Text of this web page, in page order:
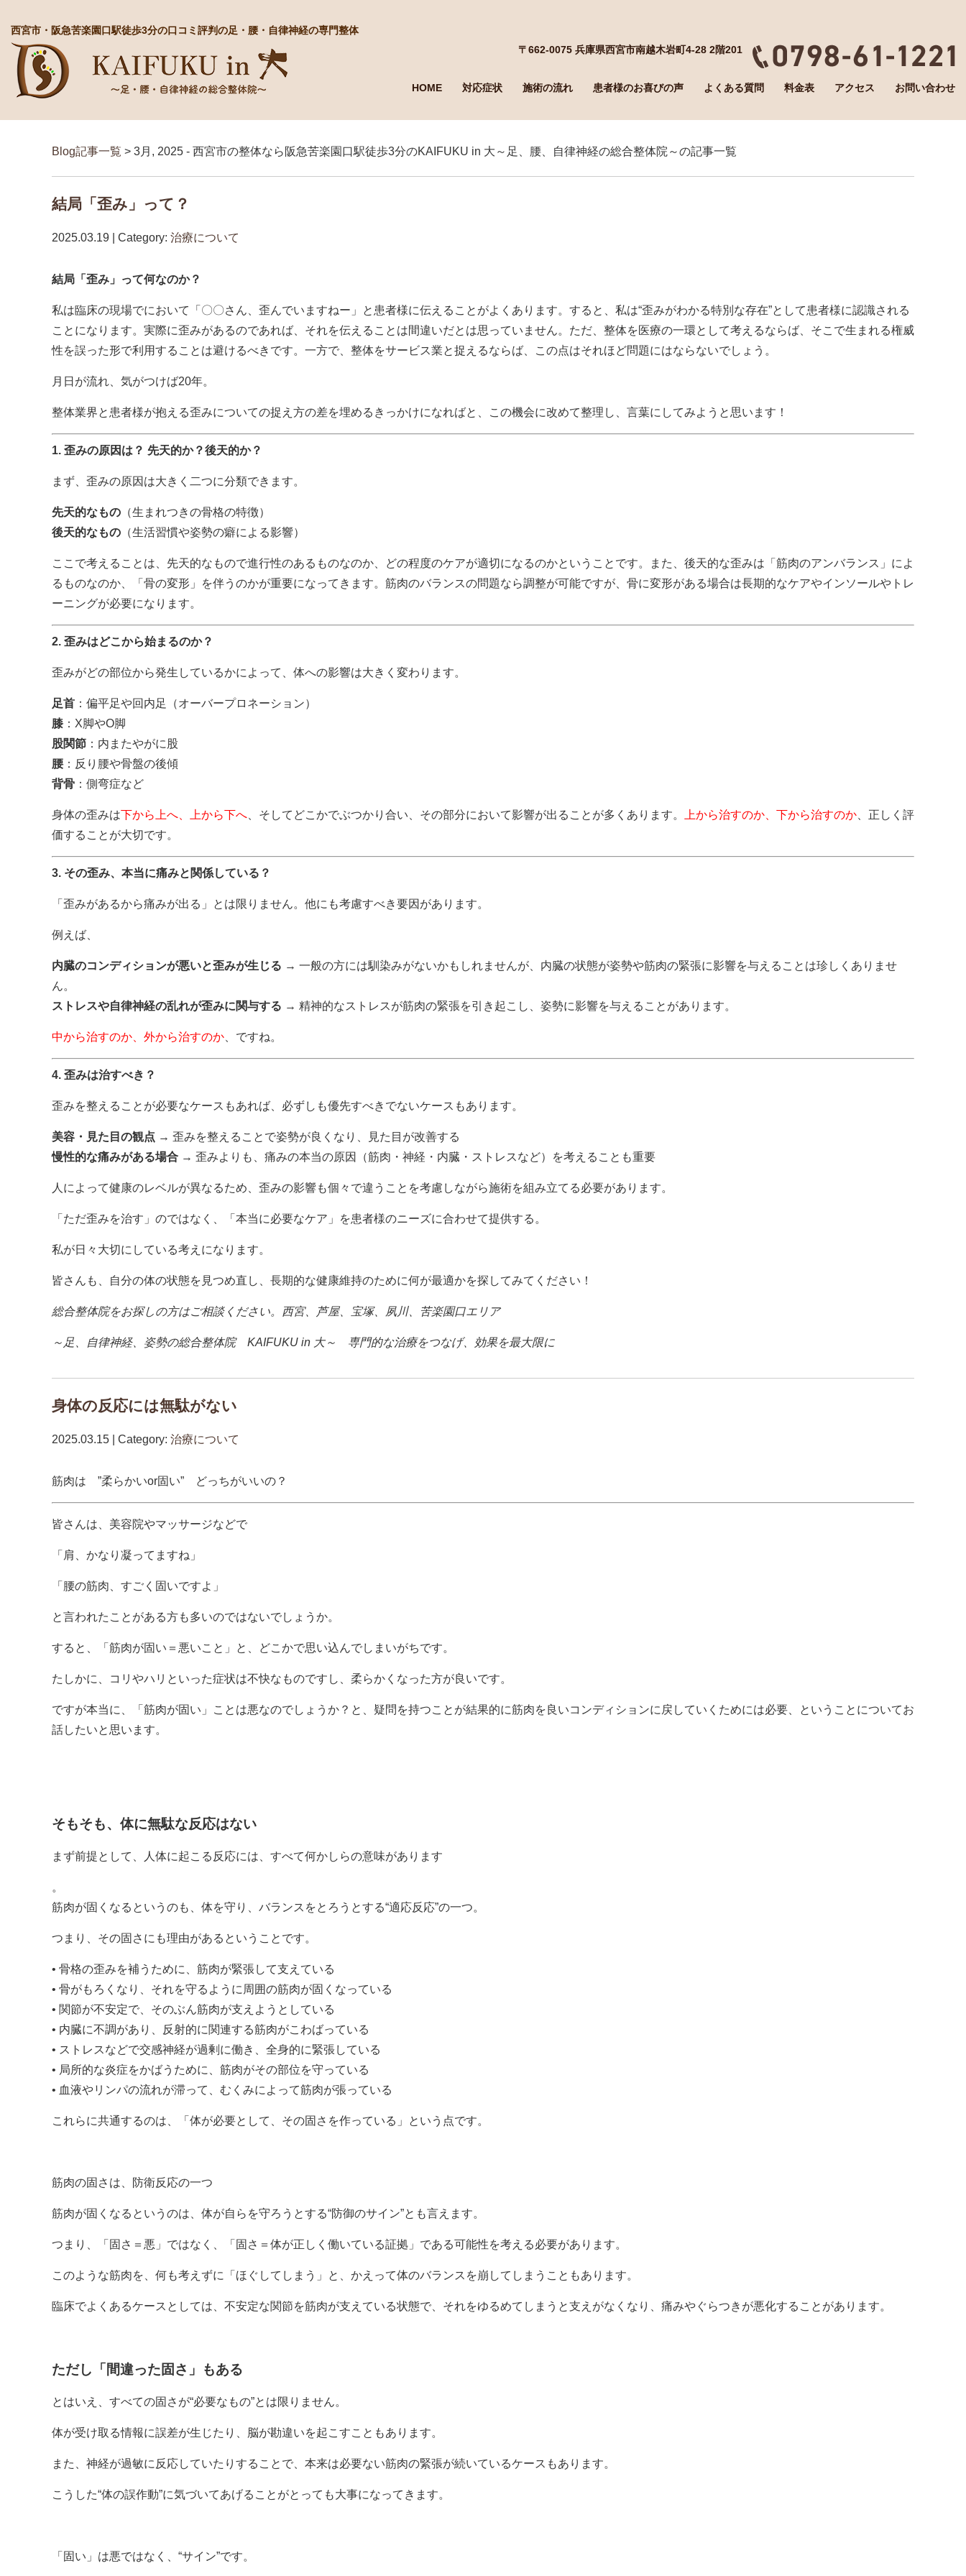
西宮市・阪急苦楽園口駅徒歩3分の口コミ評判の足・腰・自律神経の専門整体
〒662-0075 兵庫県西宮市南越木岩町4-28 2階201
HOME 対応症状 施術の流れ 患者様のお喜びの声 よくある質問 料金表 アクセス お問い合わせ
Blog記事一覧 > 3月, 2025 - 西宮市の整体なら阪急苦楽園口駅徒歩3分のKAIFUKU in 大～足、腰、自律神経の総合整体院～の記事一覧
結局「歪み」って？
2025.03.19 | Category: 治療について
結局「歪み」って何なのか？
私は臨床の現場でにおいて「〇〇さん、歪んでいますねー」と患者様に伝えることがよくあります。すると、私は“歪みがわかる特別な存在”として患者様に認識される
ことになります。実際に歪みがあるのであれば、それを伝えることは間違いだとは思っていません。 ただ、整体を医療の一環として考えるならば、そこで生まれる権威
性を誤った形で利用することは避けるべきです。一方で、整体をサービス業と捉えるならば、この点はそれほど問題にはならないでしょう。
月日が流れ、気がつけば20年。
整体業界と患者様が抱える歪みについての捉え方の差を埋めるきっかけになればと、この機会に改めて整理し、言葉にしてみようと思います！
1. 歪みの原因は？ 先天的か？後天的か？
まず、歪みの原因は大きく二つに分類できます。
先天的なもの （生まれつきの骨格の特徴）
後天的なもの （生活習慣や姿勢の癖による影響）
ここで考えることは、先天的なもので進行性のあるものなのか、どの程度のケアが適切になるのかということです。また、 後天的な歪みは「筋肉のアンバランス」によ
るものなのか、「骨の変形」を伴うのかが重要になってきます。筋肉のバランスの問題なら調整が可能ですが、骨に変形がある場合は長期的なケアやインソールやトレ
ーニングが必要になります。
2. 歪みはどこから始まるのか？
歪みがどの部位から発生しているかによって、体への影響は大きく変わります。
足首 ：偏平足や回内足（オーバープロネーション）
膝 ：X脚やO脚
股関節 ：内またやがに股
腰：反り腰や骨盤の後傾
背骨 ：側弯症など
身体の歪みは下から上へ、上から下へ 、そしてどこかでぶつかり合い、その部分において影響が出ることが多くあります。 上から治すのか、下から治すのか 、正しく評
価することが大切です。
3. その歪み、本当に痛みと関係している？
「歪みがあるから痛みが出る」とは限りません。他にも考慮すべき要因があります。
例えば、
内臓のコンディションが悪いと歪みが生じる → 一般の方には馴染みがないかもしれませんが、内臓の状態が姿勢や筋肉の緊張に影響を与えることは珍しくありませ
ん。
ストレスや自律神経の乱れが歪みに関与する → 精神的なストレスが筋肉の緊張を引き起こし、姿勢に影響を与えることがあります。
中から治すのか、外から治すのか 、ですね。
4. 歪みは治すべき？
歪みを整えることが必要なケースもあれば、必ずしも優先すべきでないケースもあります。
美容・見た目の観点 → 歪みを整えることで姿勢が良くなり、見た目が改善する
慢性的な痛みがある場合 → 歪みよりも、痛みの本当の原因（筋肉・神経・内臓・ストレスなど）を考えることも重要
人によって健康のレベルが異なるため、歪みの影響も個々で違うことを考慮しながら施術を組み立てる必要があります。
「ただ歪みを治す」のではなく、「本当に必要なケア」を患者様のニーズに合わせて提供する。
私が日々大切にしている考えになります。
皆さんも、自分の体の状態を見つめ直し、長期的な健康維持のために何が最適かを探してみてください！
総合整体院をお探しの方はご相談ください。西宮、芦屋、宝塚、夙川、苦楽園口エリア
～足、自律神経、姿勢の総合整体院 KAIFUKU in 大～ 専門的な治療をつなげ、効果を最大限に
身体の反応には無駄がない
2025.03.15 | Category: 治療について
筋肉は ”柔らかいor固い” どっちがいいの？
皆さんは、美容院やマッサージなどで
「肩、かなり凝ってますね」
「腰の筋肉、すごく固いですよ」
と言われたことがある方も多いのではないでしょうか。
すると、「筋肉が固い＝悪いこと」と、どこかで思い込んでしまいがちです。
たしかに、コリやハリといった症状は不快なものですし、柔らかくなった方が良いです。
ですが本当に、「筋肉が固い」ことは悪なのでしょうか？と
、疑問を持つことが結果的に筋肉を良いコンディションに戻していくためには必要、ということについてお
話したいと思います。
そもそも、体に無駄な反応はない
まず前提として、人体に起こる反応には、すべて何かしらの意味があります
。
筋肉が固くなるというのも、体を守り、バランスをとろうとする“適応反応”の一つ。
つまり、その固さにも理由があるということです。
• 骨格の歪みを補うために、筋肉が緊張して支えている
• 骨がもろくなり、それを守るように周囲の筋肉が固くなっている
• 関節が不安定で、そのぶん筋肉が支えようとしている
• 内臓に不調があり、反射的に関連する筋肉がこわばっている
• ストレスなどで交感神経が過剰に働き、全身的に緊張している
• 局所的な炎症をかばうために、筋肉がその部位を守っている
• 血液やリンパの流れが滞って、むくみによって筋肉が張っている
これらに共通するのは、「体が必要として、その固さを作っている」という点です。
筋肉の固さは、防衛反応の一つ
筋肉が固くなるというのは、体が自らを守ろうとする“防御のサイン”とも言えます。
つまり、「固さ＝悪」ではなく、「固さ＝体が正しく働いている証拠」である可能性を考える必要があります。
このような筋肉を、何も考えずに「ほぐしてしまう」と、かえって体のバランスを崩してしまうこともあります。
臨床でよくあるケースとしては、不安定な関節を筋肉が支えている状態で、それをゆるめてしまうと支えがなくなり、痛みやぐらつきが悪化することがあります。
ただし「間違った固さ」もある
とはいえ、すべての固さが“必要なもの”とは限りません。
体が受け取る情報に誤差が生じたり、脳が勘違いを起こすこともあります。
また、神経が過敏に反応していたりすることで、本来は必要ない筋肉の緊張が続いているケースもあります。
こうした“体の誤作動”に気づいてあげることがとっても大事になってきます。
「固い」は悪ではなく、“サイン”です。